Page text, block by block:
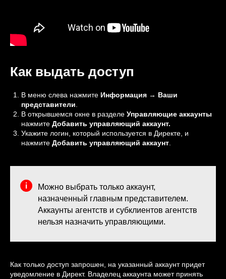
Как выдать доступ
В меню слева нажмите Информация → Ваши
представители.
В открывшемся окне в разделе Управляющие аккаунты
нажмите Добавить управляющий аккаунт.
Укажите логин, который используется в Директе, и
нажмите Добавить управляющий аккаунт.
Можно выбрать только аккаунт,
назначенный главным представителем.
Аккаунты агентств и субклиентов агентств
нельзя назначить управляющими.
Как только доступ запрошен, на указанный аккаунт придет
уведомление в Директ. Владелец аккаунта может принять